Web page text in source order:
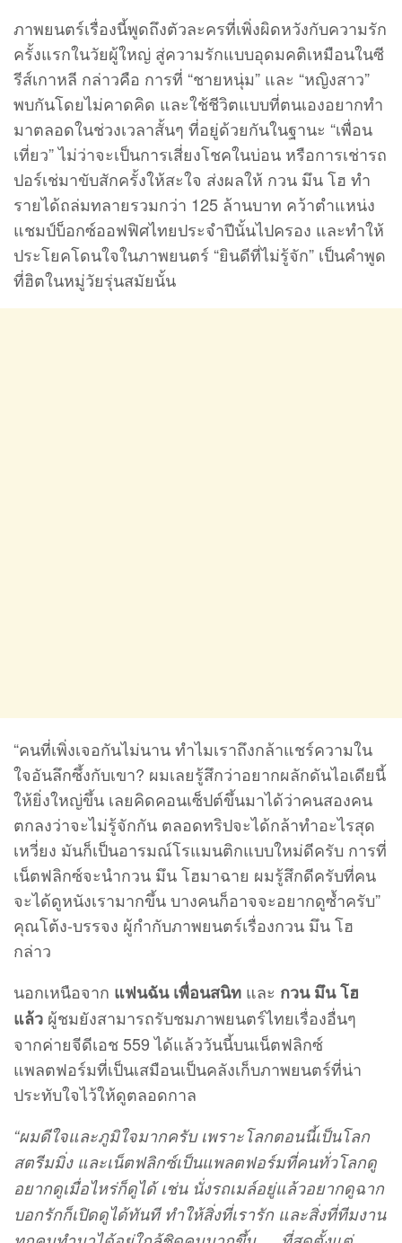
ภาพยนตร์เรื่องนี้พูดถึงตัวละครที่เพิ่งผิดหวังกับความรัก
ครั้งแรกในวัยผู้ใหญ่ สู่ความรักแบบอุดมคติเหมือนในซี
รีส์เกาหลี กล่าวคือ การที่ “ชายหนุ่ม” และ “หญิงสาว”
พบกันโดยไม่คาดคิด และใช้ชีวิตแบบที่ตนเองอยากทำ
มาตลอดในช่วงเวลาสั้นๆ ที่อยู่ด้วยกันในฐานะ “เพื่อน
เที่ยว” ไม่ว่าจะเป็นการเสี่ยงโชคในบ่อน หรือการเช่ารถ
ปอร์เช่มาขับสักครั้งให้สะใจ ส่งผลให้ กวน มึน โฮ ทำ
รายได้ถล่มทลายรวมกว่า 125 ล้านบาท คว้าตำแหน่ง
แชมป์บ็อกซ์ออฟฟิศไทยประจำปีนั้นไปครอง และทำให้
ประโยคโดนใจในภาพยนตร์ “ยินดีที่ไม่รู้จัก” เป็นคำพูด
ที่ฮิตในหมู่วัยรุ่นสมัยนั้น
“คนที่เพิ่งเจอกันไม่นาน ทำไมเราถึงกล้าแชร์ความใน
ใจอันลึกซึ้งกับเขา? ผมเลยรู้สึกว่าอยากผลักดันไอเดียนี้
ให้ยิ่งใหญ่ขึ้น เลยคิดคอนเซ็ปต์ขึ้นมาได้ว่าคนสองคน
ตกลงว่าจะไม่รู้จักกัน ตลอดทริปจะได้กล้าทำอะไรสุด
เหวี่ยง มันก็เป็นอารมณ์โรแมนติกแบบใหม่ดีครับ การที่
เน็ตฟลิกซ์จะนำกวน มึน โฮมาฉาย ผมรู้สึกดีครับที่คน
จะได้ดูหนังเรามากขึ้น บางคนก็อาจจะอยากดูซ้ำครับ”
คุณโต้ง-บรรจง ผู้กำกับภาพยนตร์เรื่องกวน มึน โฮ
กล่าว
นอกเหนือจาก แฟนฉัน เพื่อนสนิท และ กวน มึน โฮ
แล้ว ผู้ชมยังสามารถรับชมภาพยนตร์ไทยเรื่องอื่นๆ
จากค่ายจีดีเอช 559 ได้แล้ววันนี้บนเน็ตฟลิกซ์
แพลตฟอร์มที่เป็นเสมือนเป็นคลังเก็บภาพยนตร์ที่น่า
ประทับใจไว้ให้ดูตลอดกาล
“ผมดีใจและภูมิใจมากครับ เพราะโลกตอนนี้เป็นโลก
สตรีมมิ่ง และเน็ตฟลิกซ์เป็นแพลตฟอร์มที่คนทั่วโลกดู
อยากดูเมื่อไหร่ก็ดูได้ เช่น นั่งรถเมล์อยู่แล้วอยากดูฉาก
บอกรักก็เปิดดูได้ทันที ทำให้สิ่งที่เรารัก และสิ่งที่ทีมงาน